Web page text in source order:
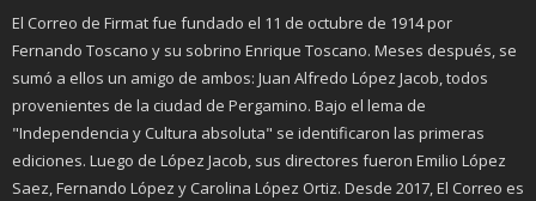
El Correo de Firmat fue fundado el 11 de octubre de 1914 por
Fernando Toscano y su sobrino Enrique Toscano. Meses después, se
sumó a ellos un amigo de ambos: Juan Alfredo López Jacob, todos
provenientes de la ciudad de Pergamino. Bajo el lema de
"Independencia y Cultura absoluta" se identificaron las primeras
ediciones. Luego de López Jacob, sus directores fueron Emilio López
Saez, Fernando López y Carolina López Ortiz. Desde 2017, El Correo es